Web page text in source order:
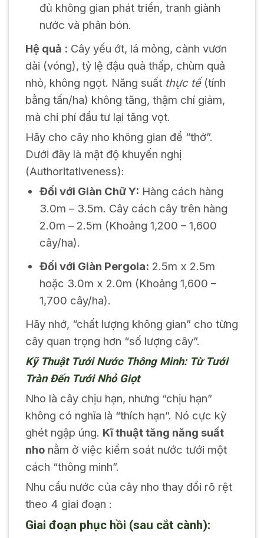
đủ không gian phát triển, tranh giành
nước và phân bón.
Hệ quả : Cây yếu ớt, lá mỏng, cành vươn
dài (vóng), tỷ lệ đậu quả thấp, chùm quả
nhỏ, không ngọt. Năng suất thực tế(tính
bằng tấn/ha) không tăng, thậm chí giảm,
mà chi phí đầu tư lại tăng vọt.
Hãy cho cây nho không gian để “thở”.
Dưới đây là mật độ khuyến nghị
(Authoritativeness):
Đối với Giàn Chữ Y: Hàng cách hàng
3.0m – 3.5m. Cây cách cây trên hàng
2.0m – 2.5m (Khoảng 1,200 – 1,600
cây/ha).
Đối với Giàn Pergola: 2.5m x 2.5m
hoặc 3.0m x 2.0m (Khoảng 1,600 –
1,700 cây/ha).
Hãy nhớ, “chất lượng không gian” cho từng
cây quan trọng hơn “số lượng cây”.
Kỹ Thuật Tưới Nước Thông Minh: Từ Tưới
Tràn Đến Tưới Nhỏ Giọt
Nho là cây chịu hạn, nhưng “chịu hạn”
không có nghĩa là “thích hạn”. Nó cực kỳ
ghét ngập úng. Kĩ thuật tăng năng suất
nhonằm ở việc kiểm soát nước tưới một
cách “thông minh”.
Nhu cầu nước của cây nho thay đổi rõ rệt
theo 4 giai đoạn :
Giai đoạn phục hồi (sau cắt cành):